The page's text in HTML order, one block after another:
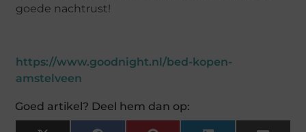
goede nachtrust!
https://www.goodnight.nl/bed-kopen-
amstelveen
Goed artikel? Deel hem dan op: